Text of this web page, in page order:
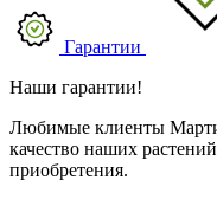
Гарантии
Наши гарантии!
Любимые клиенты
качество наших
приобретения.